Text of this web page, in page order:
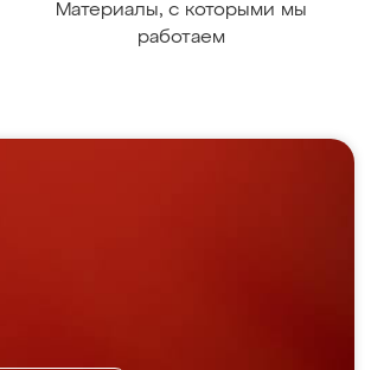
Материалы, с которыми мы
работаем